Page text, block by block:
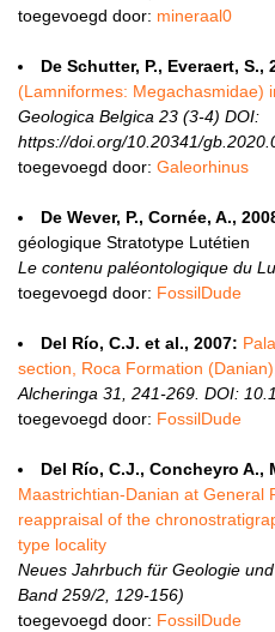
toegevoegd door: mineraal0
De Schutter, P., Everaert, S.,
(Lamniformes: Megachasmidae)
Geologica Belgica 23 (3-4) DOI:
https://doi.org/10.20341/
toegevoegd door: Galeorhinus
De Wever, P., Cornée, A.,
géologique Stratotype Lutétien
Le contenu paléontologique du
toegevoegd door: FossilDude
Del Río, C.J. et al., 2007:
section, Roca Formation
Alcheringa 31, 241-269. DOI:
toegevoegd door: FossilDude
Del Río, C.J., Concheyro A.,
Maastrichtian-Danian at General
reappraisal of the
type locality
Neues Jahrbuch für Geologie
Band 259/2, 129-156)
toegevoegd door: FossilDude